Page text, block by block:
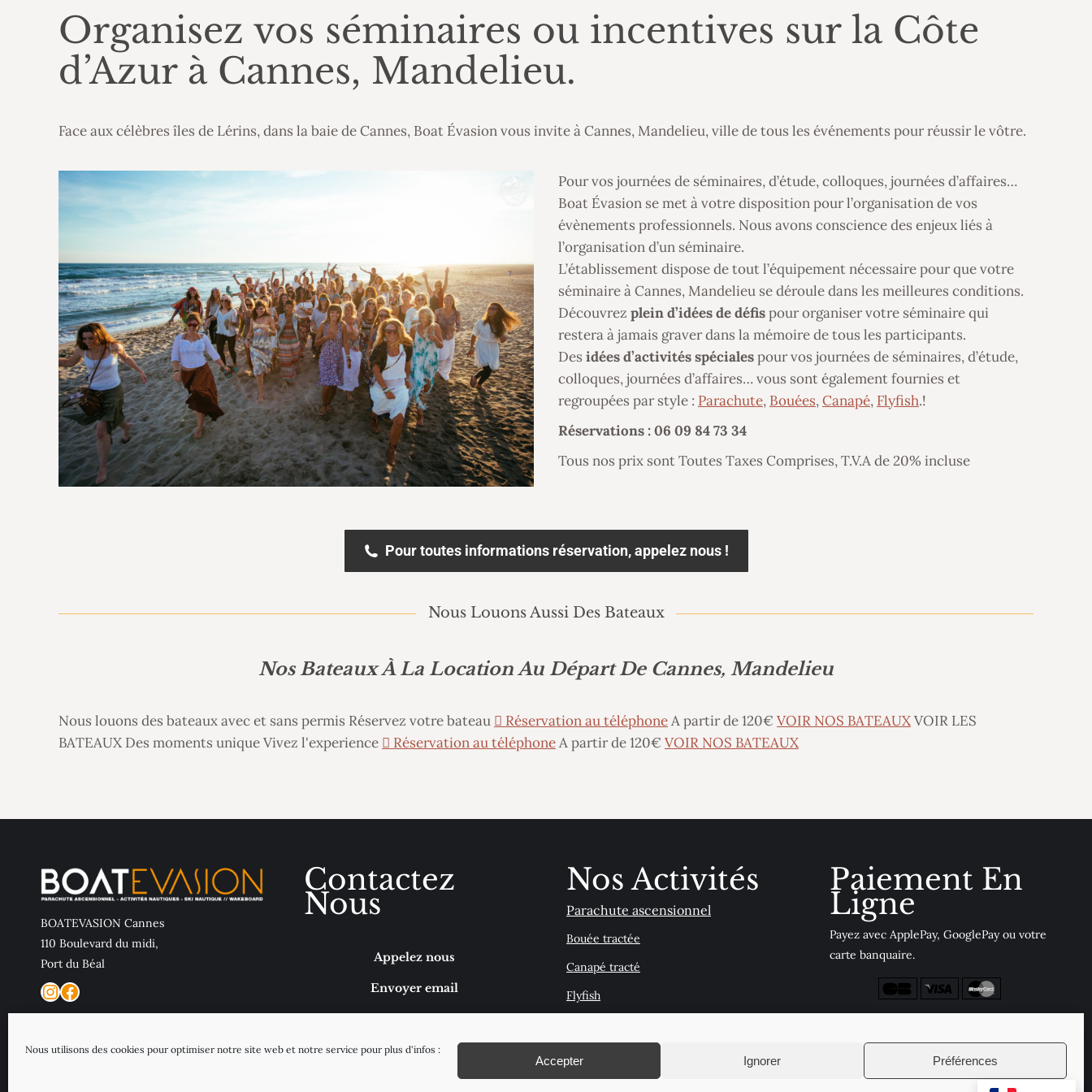
Nous utilisons des cookies pour optimiser notre site web et notre service pour plus d'infos :
Accepter Ignorer Préférences
Organisez vos séminaires ou incentives sur la Côte
d’Azur à Cannes, Mandelieu.
Face aux célèbres îles de Lérins, dans la baie de Cannes, Boat Évasion vous invite à Cannes, Mandelieu, ville de tous les événements pour réussir le vôtre.
Pour vos journées de séminaires, d’étude, colloques, journées d’affaires…
Boat Évasion se met à votre disposition pour l’organisation de vos
évènements professionnels. Nous avons conscience des enjeux liés à
l’organisation d’un séminaire.
L’établissement dispose de tout l’équipement nécessaire pour que votre
séminaire à Cannes, Mandelieu se déroule dans les meilleures conditions.
Découvrez plein d’idées de défispour organiser votre séminaire qui
restera à jamais graver dans la mémoire de tous les participants.
Des idées d’activités spécialespour vos journées de séminaires, d’étude,
colloques, journées d’affaires… vous sont également fournies et
regroupées par style : Parachute, Bouées,Canapé, Flyfish.!
Réservations : 06 09 84 73 34
Tous nos prix sont Toutes Taxes Comprises, T.V.A de 20% incluse
Pour toutes informations réservation, appelez nous !
Nous Louons Aussi Des Bateaux
Nos Bateaux À La Location Au Départ De Cannes, Mandelieu
Nous louons des bateaux avec et sans permis Réservez votre bateau Réservation au téléphoneA partir de 120€ VOIR NOS BATEAUXVOIR LES
BATEAUX Des moments uniqueVivez l'experience Réservation au téléphoneA partir de 120€ VOIR NOS BATEAUX
BOATEVASION Cannes
110 Boulevard du midi,
Port du Béal
Instagram
Facebook
Contactez
Nous
Appelez nous
Envoyer email
Nos Activités
Parachute ascensionnel
Bouée tractée
Canapé tracté
Flyfish
Paiement En
Ligne
Payez avec ApplePay, GooglePay ou votre
carte banquaire.